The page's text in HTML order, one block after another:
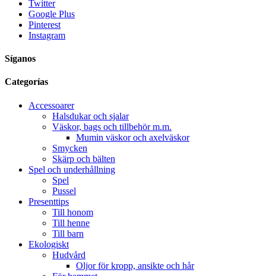
Twitter
Google Plus
Pinterest
Instagram
Síganos
Categorías
Accessoarer
Halsdukar och sjalar
Väskor, bags och tillbehör m.m.
Mumin väskor och axelväskor
Smycken
Skärp och bälten
Spel och underhållning
Spel
Pussel
Presenttips
Till honom
Till henne
Till barn
Ekologiskt
Hudvård
Oljor för kropp, ansikte och hår